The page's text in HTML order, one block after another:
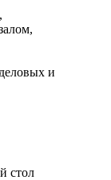
и
стол